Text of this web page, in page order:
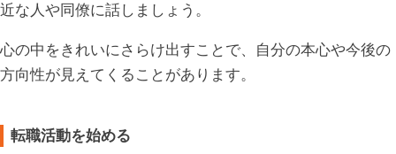
近な人や同僚に話しましょう。
心の中をきれいにさらけ出すことで、自分の本心や今後の
方向性が見えてくることがあります。
転職活動を始める